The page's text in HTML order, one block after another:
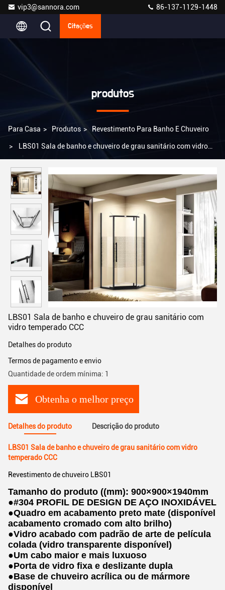
vip3@sannora.com 86-137-1129-1448
Citações
produtos
Para Casa > Produtos > Revestimento Para Banho E Chuveiro
> LBS01 Sala de banho e chuveiro de grau sanitário com vidro
LBS01 Sala de banho e chuveiro de grau sanitário com
vidro temperado CCC
Detalhes do produto
Termos de pagamento e envio
Quantidade de ordem mínima: 1
Obtenha o melhor preço
Detalhes do produto Descrição do produto
LBS01 Sala de banho e chuveiro de grau sanitário com vidro
temperado CCC
Revestimento de chuveiro LBS01
Tamanho do produto ((mm): 900×900×1940mm
●#304 PROFIL DE DESIGN DE AÇO INOXIDÁVEL
●Quadro em acabamento preto mate (disponível
acabamento cromado com alto brilho)
●Vidro acabado com padrão de arte de película
colada (vidro transparente disponível)
●Um cabo maior e mais luxuoso
●Porta de vidro fixa e deslizante dupla
●Base de chuveiro acrílica ou de mármore
disponível